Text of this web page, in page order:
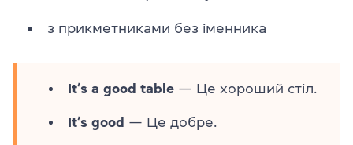
з прикметниками без іменника
It’s a good table — Це хороший стіл.
It’s good — Це добре.